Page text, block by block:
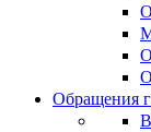
Обращения